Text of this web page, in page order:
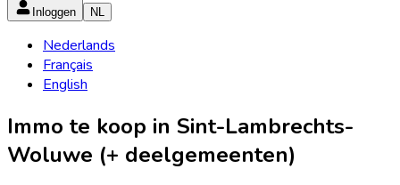
Inloggen NL
Nederlands
Français
English
Immo te koop in Sint-Lambrechts-
Woluwe (+ deelgemeenten)